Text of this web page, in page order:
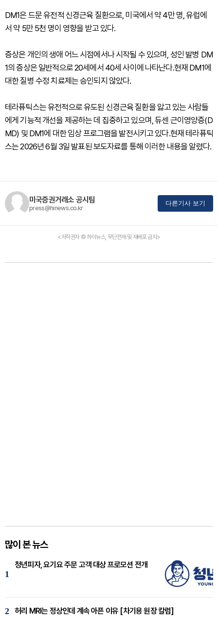
DM1은 드문 유전적 신경근육 질환으로, 미국에서 약 4만 명, 유럽에
서 약 5만 5천 명이 영향을 받고 있다.
증상은 개인의 생애 어느 시점에서나 시작될 수 있으며, 성인 발병 DM
1의 증상은 일반적으로 20세에서 40세 사이에 나타난다.현재 DM1에
대한 질병 수정 치료제는 승인되지 않았다.
테라퓨틱스는 유전적으로 유도된 신경근육 질환을 앓고 있는 사람들
에게 기능적 개선을 제공하는 데 집중하고 있으며, 듀센 근이영양증(D
MD) 및 DM1에 대한 임상 프로그램을 발전시키고 있다.현재 테라퓨틱
스는 2026년 6월 3일 발표된 보도자료를 통해 이러한 내용을 알렸다.
미국증권거래소 공시팀
press@hinews.co.kr
다른기사 보기
<저작권자 © 하이뉴스, 무단전재 및 재배포 금지>
많이 본 뉴스
1
청년피자, 요기요 주문 고객 대상 프로모션 전개
2 허리 MRI는 정상인데 계속 아픈 이유 [차기용 원장 칼럼]